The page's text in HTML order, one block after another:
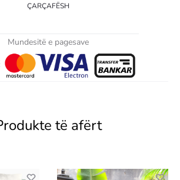
ÇARÇAFËSH
Mundesitë e pagesave
të afërt